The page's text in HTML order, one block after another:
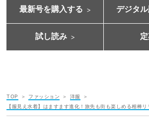
最新号を購入する デジタ
試し読み
TOP ファッション
洋服
【服見え水着】はますます進化！旅先も街も楽しめる相棒